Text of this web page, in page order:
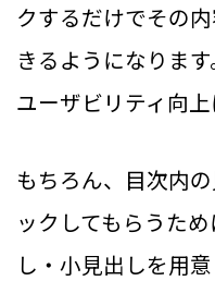
クするだけでその
きるようになりま
ユーザビリティ向上
もちろん、目次内
ックしてもらうた
し・小見出しを用